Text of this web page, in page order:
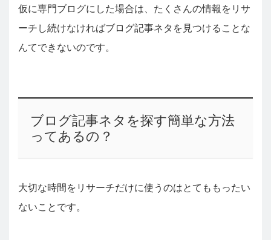
仮に専門ブログにした場合は、たくさんの情報をリサ
ーチし続けなければブログ記事ネタを見つけることな
んてできないのです。
ブログ記事ネタを探す簡単な方法
ってあるの？
大切な時間をリサーチだけに使うのはとてももったい
ないことです。